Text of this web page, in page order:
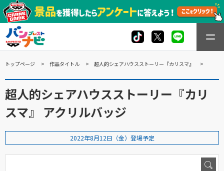
トップページ 作品タイトル 超人的シェアハウスストーリー『カリスマ』
超人的シェアハウスストーリー『カリ
スマ』 アクリルバッジ
2022年8月12日（金）登場予定